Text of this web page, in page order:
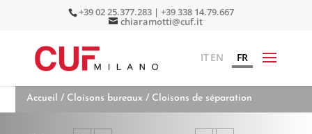
+39 02 25.377.283 | +39 338 14.79.667
chiaramotti@cuf.it
ITEN FR
Accueil / Cloisons bureaux / Cloisons de séparation